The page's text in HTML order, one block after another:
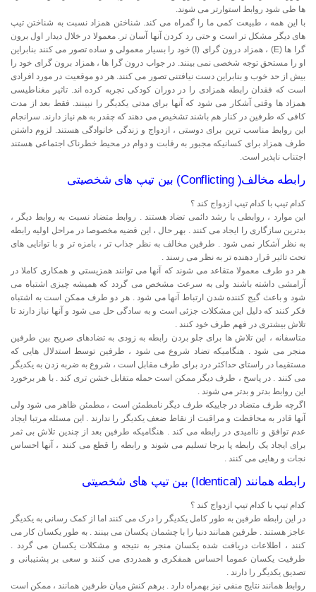
ها طی شود روابط استوارتر می شوند.
با این همه ، طبیعت کمی ما را گمراه می کند. شناختن همزاد نسبت به شناختن تیپ
های دیگر مشکل تر است و حتی رد کردن آنها آسان تر. معمولا در خلال دیدار اول برون
گرا ها (E) ، همزاد درون گرای (I) خود را بسیار معمولی و ساده تصور می کنند بنابراین
او را مستحق توجه شخصی نمی بینند. در جواب درون گرا ها ، همزاد برون گرای خود را
بیش از حد خوب و بنابراین دست نیافتنی تصور می کنند. هر دو موقعیت در مورد افرادی
است که فقدان رابطه همزادی را در دوران کودکی تجربه کرده اند. تاثیر مغناطیسی
همزاد ها وقتی آشکار می شود که آنها برای مدتی یکدیگر را نبینند. فقط بعد از مدت
کافی که طرفین در کنار هم باشند تشخیص می دهند که چقدر به هم نیاز دارند. سرانجام
این روابط مناسب ترین برای دوستی ، ازدواج و زندگی خانوادگی هستند. لزوم داشتن
طرف همزاد برای کسانیکه مجبور به رقابت و دوام در محیط خطرناک اجتماعی هستند
اجتناب ناپذیر است.
رابطه مخالف( Conflicting) بین تیپ های شخصیتی
کدام تیپ با کدام تیپ ازدواج کند ؟
این موارد ، روابطی با رشد دائمی تضاد هستند . روابط متضاد نسبت به روابط دیگر ،
بدترین سازگاری را ایجاد می کنند . بهر حال ، این قضیه مخصوصا در مراحل اولیه رابطه
به نظر آشکار نمی شود . طرفین مخالف به نظر جذاب تر ، بامزه تر و با توانایی های
تحت تاثیر قرار دهنده تر به نظر می رسند .
هر دو طرف معمولا متقاعد می شوند که آنها می توانند همزیستی و همکاری کاملا در
آرامشی داشته باشند ولی به سرعت مشخص می گردد که همیشه چیزی اشتباه می
شود و باعث گیج کننده شدن ارتباط آنها می شود . هر دو طرف ممکن است به اشتباه
فکر کنند که دلیل این مشکلات جزئی است و به سادگی حل می شود و آنها نیاز دارند تا
تلاش بیشتری در فهم طرف خود کنند .
متاسفانه ، این تلاش ها برای جلو بردن رابطه به زودی به تضادهای صریح بین طرفین
منجر می شود . هنگامیکه تضاد شروع می شود ، طرفین توسط استدلال هایی که
مستقیما در راستای حداکثر درد برای طرف مقابل است ، شروع به ضربه زدن به یکدیگر
می کنند . در پاسخ ، طرف دیگر ممکن است حمله متقابل خشن تری کند . با هر برخورد
این روابط بدتر و بدتر می شوند .
اگرچه طرف متضاد در جاییکه طرف دیگر نامطمئن است ، مطمئن ظاهر می شود ولی
آنها قادر به محافظت و مراقبت از نقاط ضعف یکدیگر را ندارند . این مسئله مرتبا ایجاد
عدم توافق و ناامیدی در رابطه می کند . هنگامیکه طرفین بعد از چندین تلاش بی ثمر
برای ایجاد یک رابطه پا برجا تسلیم می شوند و رابطه را قطع می کنند ، آنها احساس
نجات و رهایی می کنند .
رابطه همانند (Identical) بین تیپ های شخصیتی
کدام تیپ با کدام تیپ ازدواج کند ؟
در این رابطه طرفین به طور کامل یکدیگر را درک می کنند اما از کمک رسانی به یکدیگر
عاجز هستند . طرفین همانند دنیا را با چشمان یکسان می بینند . به طور یکسان کار می
کنند ، اطلاعات دریافت شده یکسان منجر به نتیجه و مشکلات یکسان می گردد .
طرفیت یکسان عموما احساس همفکری و همدردی می کنند و سعی بر پشتیبانی و
تصدیق یکدیگر را دارند .
روابط همانند نتایج منفی نیز بهمراه دارد . برهم کنش میان طرفین همانند ، ممکن است